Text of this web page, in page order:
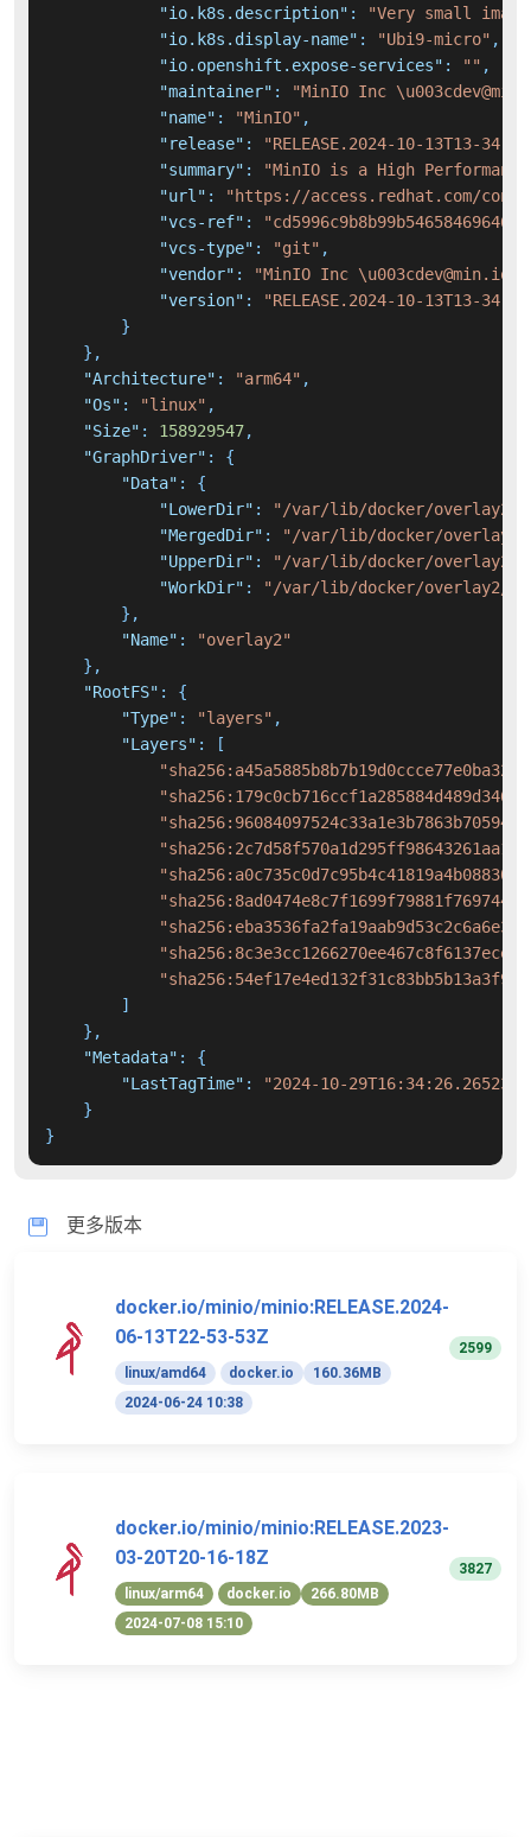
"io.k8s.description" :
"Very small
"io.k8s.display-name" : "Ubi9-micro" ,
"io.openshift.expose-services" : "" ,
"maintainer" :
"MinIO Inc
"name" : "MinIO" ,
"release" :
"RELEASE.2024-10-13T13-34-
"summary" :
"MinIO is a High
"url" :
"https://access.redhat.com/
"vcs-ref" :
"vcs-type" : "git" ,
"vendor" :
"MinIO Inc
"version" :
"RELEASE.2024-10-13T13-34-
}
} ,
"Architecture" : "arm64" ,
"Os" : "linux" ,
"Size" : 158929547,
"GraphDriver" :
{
"Data" :
{
"LowerDir" :
"/var/lib/docker/overlay2/
"MergedDir" :
"/var/lib/docker/overlay2/
"UpperDir" :
"/var/lib/docker/overlay2/
"WorkDir" :
"/var/lib/docker/overlay2/
} ,
"Name" :
"overlay2"
} ,
"RootFS" :
{
"Type" : "layers" ,
"Layers" :
[
]
} ,
"Metadata" :
{
"LastTagTime" :
"2024-10-
}
}
更多版本
docker.io/minio/minio:RELEASE.2024-
06-13T22-53-53Z
linux/amd64 docker.io
160.36MB
2024-06-24 10:38
2599
docker.io/minio/minio:RELEASE.2023-
03-20T20-16-18Z
linux/arm64 docker.io
266.80MB
2024-07-08 15:10
3827